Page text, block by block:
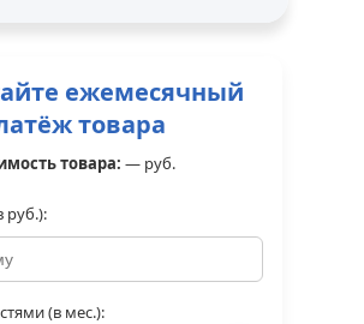
ежемесячный
товара
товара: — руб.
руб.):
(в мес.):